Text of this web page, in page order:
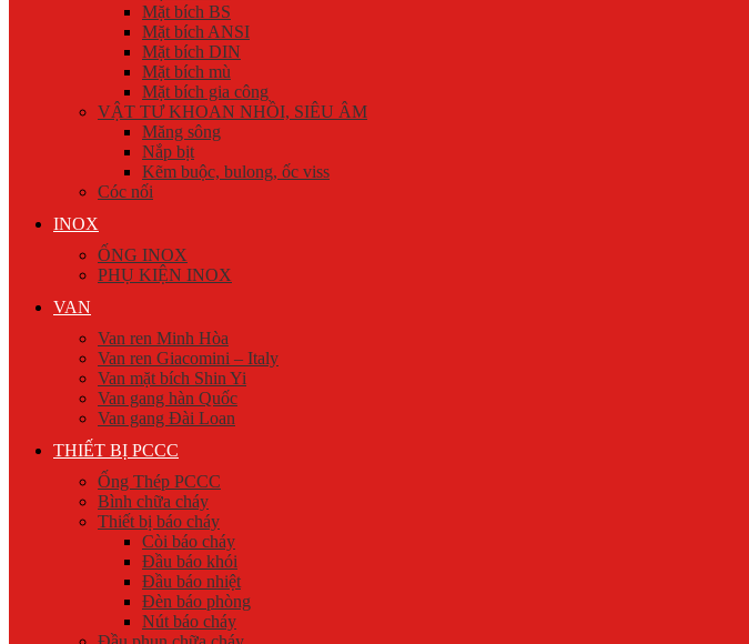
Mặt bích BS
Mặt bích ANSI
Mặt bích DIN
Mặt bích mù
Mặt bích gia công
VẬT TƯ KHOAN NHỒI, SIÊU ÂM
Măng sông
Nắp bịt
Kẽm buộc, bulong, ốc viss
Cóc nối
INOX
ỐNG INOX
PHỤ KIỆN INOX
VAN
Van ren Minh Hòa
Van ren Giacomini – Italy
Van mặt bích Shin Yi
Van gang hàn Quốc
Van gang Đài Loan
THIẾT BỊ PCCC
Ống Thép PCCC
Bình chữa cháy
Thiết bị báo cháy
Còi báo cháy
Đầu báo khói
Đầu báo nhiệt
Đèn báo phòng
Nút báo cháy